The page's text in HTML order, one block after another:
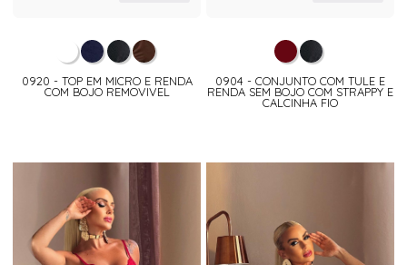
0920 - TOP EM MICRO E RENDA
COM BOJO REMOVIVEL
0904 - CONJUNTO COM TULE E
RENDA SEM BOJO COM STRAPPY E
CALCINHA FIO